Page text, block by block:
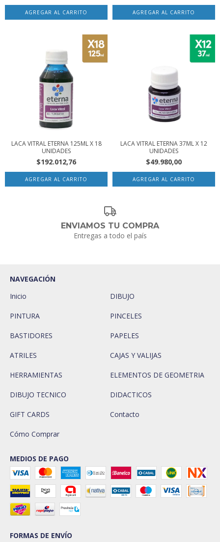
LACA VITRAL ETERNA 125ML X 18
UNIDADES
$192.012,76
LACA VITRAL ETERNA 37ML X 12
UNIDADES
$49.980,00
ENVIAMOS TU COMPRA
Entregas a todo el país
NAVEGACIÓN
Inicio
DIBUJO
PINTURA PINCELES
BASTIDORES PAPELES
ATRILES CAJAS Y VALIJAS
HERRAMIENTAS ELEMENTOS DE GEOMETRIA
DIBUJO TECNICO DIDACTICOS
GIFT CARDS Contacto
Cómo Comprar
MEDIOS DE PAGO
FORMAS DE ENVÍO